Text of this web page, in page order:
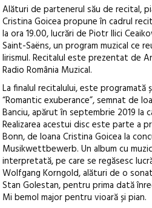
Alături de partenerul său de recital,
Cristina Goicea propune în cadrul
la ora 19.00, lucrări de Piotr Ilici
Saint-Saëns, un program muzical ce
lirismul. Recitalul este prezentat de
Radio România Muzical.
La finalul recitalului, este programată
“Romantic exuberance”, semnat de
Banciu, apărut în septembrie 2019 la
Realizarea acestui disc este parte a
Bonn, de Ioana Cristina Goicea la
Musikwettbewerb. Un album cu
interpretată, pe care se regăsesc
Wolfgang Korngold, alături de o
Stan Golestan, pentru prima dată
Mi bemol major pentru vioară și pian.